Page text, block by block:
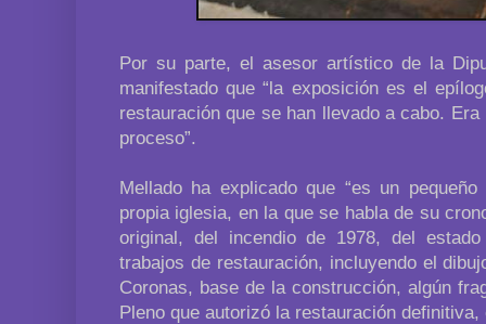
Por su parte, el asesor artístico de la
manifestado que “la exposición es el
restauración que se han llevado a cabo.
proceso”.
Mellado ha explicado que “es un
propia iglesia, en la que se habla de su
original, del incendio de 1978, del
trabajos de restauración, incluyendo el
Coronas, base de la construcción, algún
Pleno que autorizó la restauración definitiva,